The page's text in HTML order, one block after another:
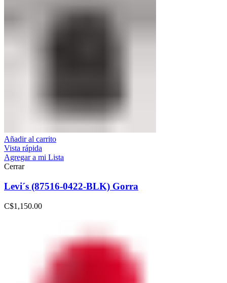
Añadir al carrito
Vista rápida
Agregar a mi Lista
Cerrar
Levi´s (87516-0422-BLK) Gorra
C$1,150.00